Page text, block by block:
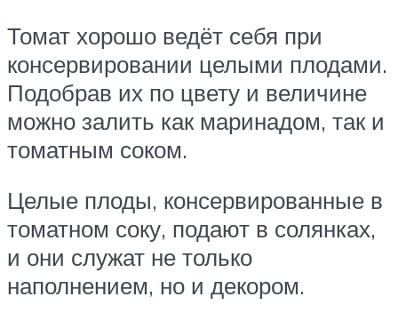
Томат хорошо ведёт себя при
консервировании целыми плодами.
Подобрав их по цвету и величине
можно залить как маринадом, так и
томатным соком.
Целые плоды, консервированные в
томатном соку, подают в солянках,
и они служат не только
наполнением, но и декором.